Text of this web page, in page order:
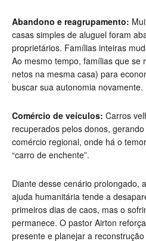
Abandono e reagrupamento:
casas simples de aluguel foram
proprietários. Famílias inteiras
Ao mesmo tempo, famílias que se
netos na mesma casa) para
buscar sua autonomia novamente.
Comércio de veículos: Carros
recuperados pelos donos,
comércio regional, onde há o
“carro de enchente”.
Diante desse cenário prolongado,
ajuda humanitária tende a
primeiros dias de caos, mas o
permanece. O pastor Airton
presente e planejar a